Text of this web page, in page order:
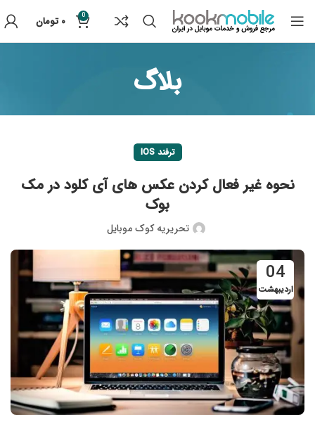
0 ۰ تومان
بلاگ
ترفند IOS
نحوه غیر فعال کردن عکس های آی کلود در مک
بوک
تحریریه کوک موبایل
04
اردیبهشت